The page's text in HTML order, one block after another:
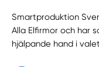
Smartproduktion
Alla Elfirmor och har
hjälpande hand i